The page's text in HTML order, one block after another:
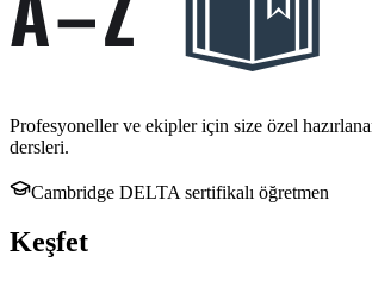
Profesyoneller ve ekipler için size özel
dersleri.
Cambridge DELTA sertifikalı öğretmen
Keşfet